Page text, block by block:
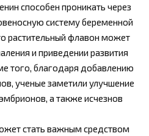
способен проникать через
систему беременной
растительный флавон может
и приведении развития
того, благодаря добавлению
ученые заметили улучшение
а также исчезнов
стать важным средством